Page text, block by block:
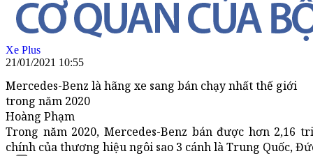
Xe Plus
21/01/2021 10:55
Mercedes-Benz là hãng xe sang bán chạy nhất thế giới
trong năm 2020
Hoàng Phạm
Trong năm 2020, Mercedes-Benz bán được hơn
chính của thương hiệu ngôi sao 3 cánh là Trung Quốc,